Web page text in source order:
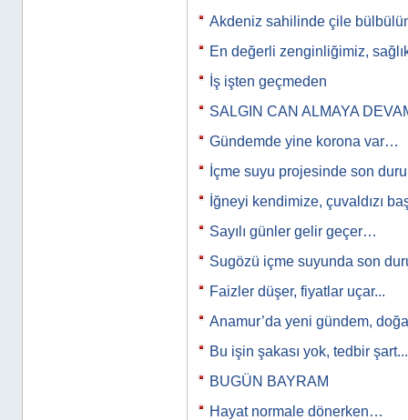
Akdeniz sahilinde çile
En değerli zenginliğimiz,
İş işten geçmeden
SALGIN CAN ALMAYA
Gündemde yine korona var…
İçme suyu projesinde son
İğneyi kendimize, çuvaldızı
Sayılı günler gelir geçer…
Sugözü içme suyunda son
Faizler düşer, fiyatlar uçar...
Anamur’da yeni gündem,
Bu işin şakası yok, tedbir
BUGÜN BAYRAM
Hayat normale dönerken…